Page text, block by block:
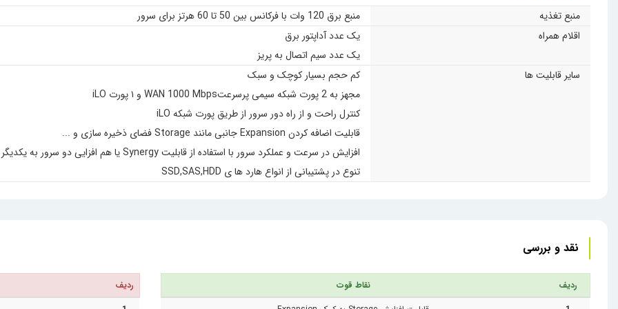
منبع تغذیه
منبع برق 120 وات با فرکانس بین 50 تا 60 هرتز برای سرور
اقلام همراه
یک عدد آداپتور برق
یک عدد سیم اتصال به پریز
سایر قابلیت ها
کم حجم بسیار کوچک و سبک
مجهز به 2 پورت شبکه سیمی پرسرعتWAN 1000 Mbps و ۱ پورت iLO
کنترل راحت و از راه دور سرور از طریق پورت شبکه iLO
قابلیت اضافه کردن Expansion جانبی مانند Storage فضای ذخیره سازی و ...
افزایش در سرعت و عملکرد سرور با استفاده از قابلیت Synergy یا هم افزایی دو سرور به یکدیگر
تنوع در پشتیبانی از انواع هارد ها ی SSD,SAS,HDD
نقد و بررسی
ردیف
نقاط قوت
ردیف